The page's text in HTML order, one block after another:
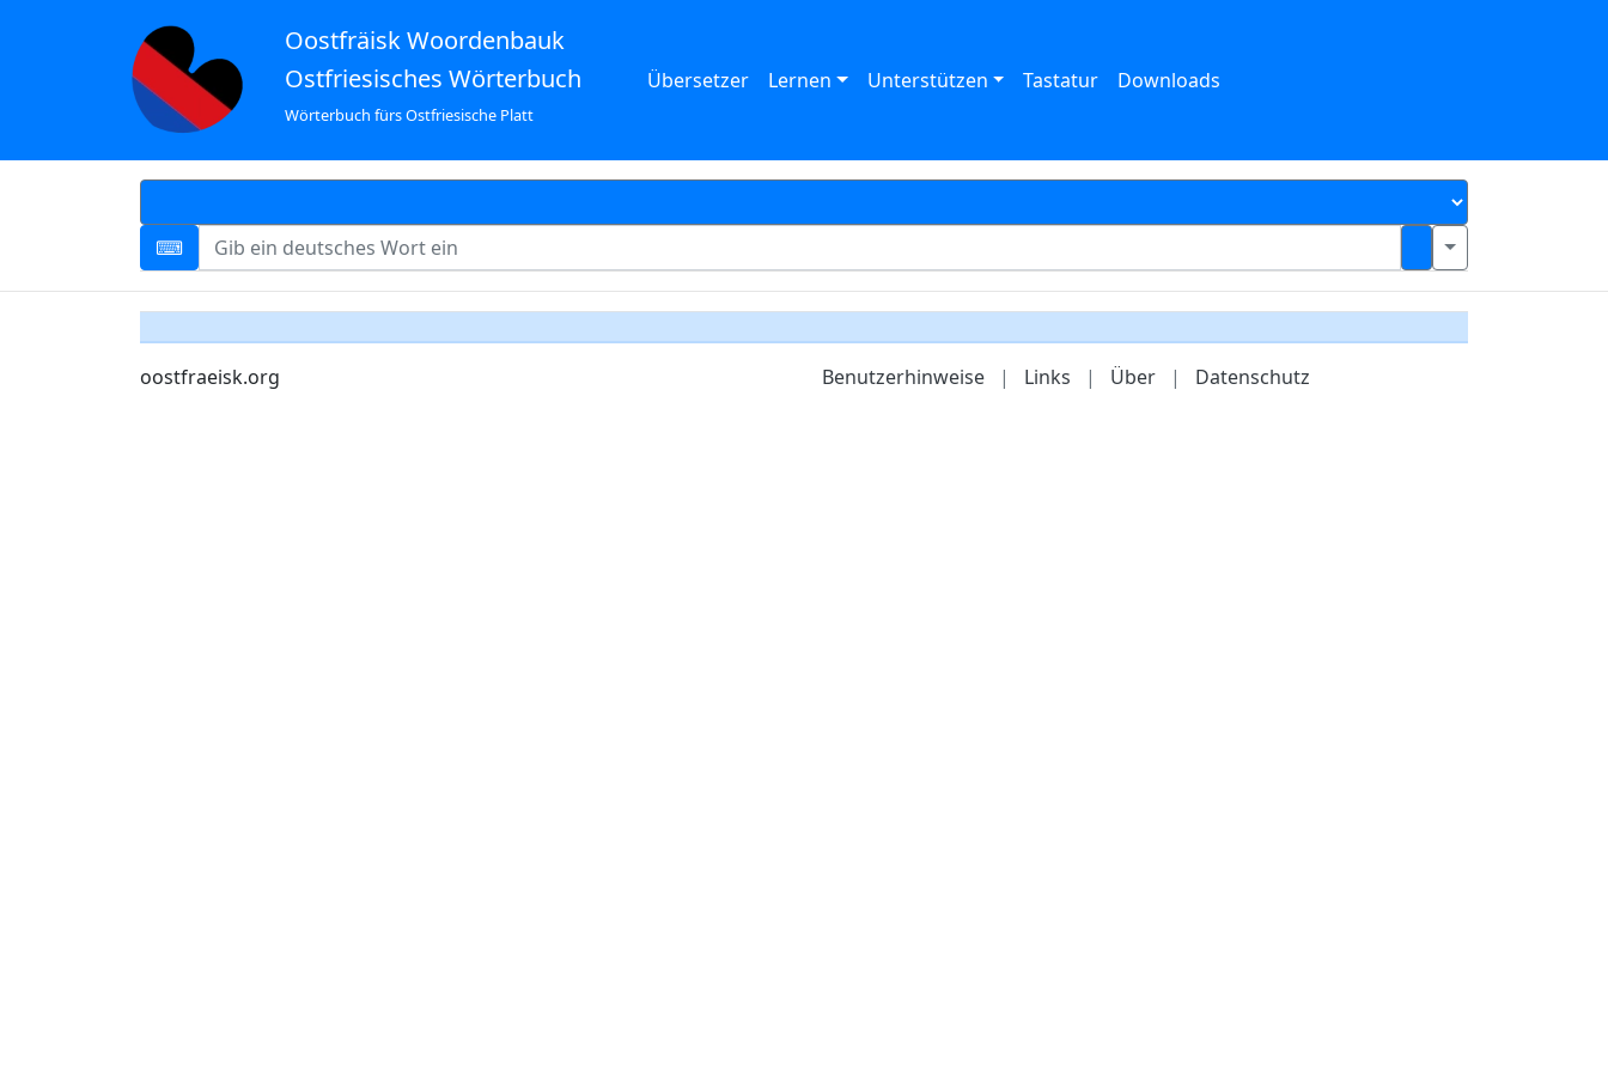
Oostfräisk Woordenbauk
Ostfriesisches Wörterbuch
Wörterbuch fürs Ostfriesische Platt
Übersetzer Lernen Unterstützen Tastatur Downloads
oostfraeisk.org Benutzerhinweise | Links | Über | Datenschutz